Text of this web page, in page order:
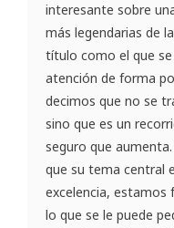
interesante sobre
más legendarias de
título como el que se
atención de forma
decimos que no se
sino que es un
seguro que
que su tema central
excelencia,
lo que se le puede